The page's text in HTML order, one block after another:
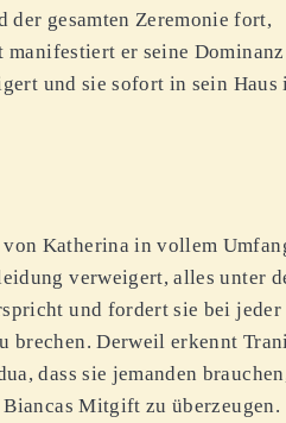
der gesamten Zeremonie fort,
manifestiert er seine Dominanz
und sie sofort in sein Haus
Katherina in vollem
verweigert, alles unter
und fordert sie bei jeder
brechen. Derweil erkennt
dass sie jemanden
Mitgift zu überzeugen.